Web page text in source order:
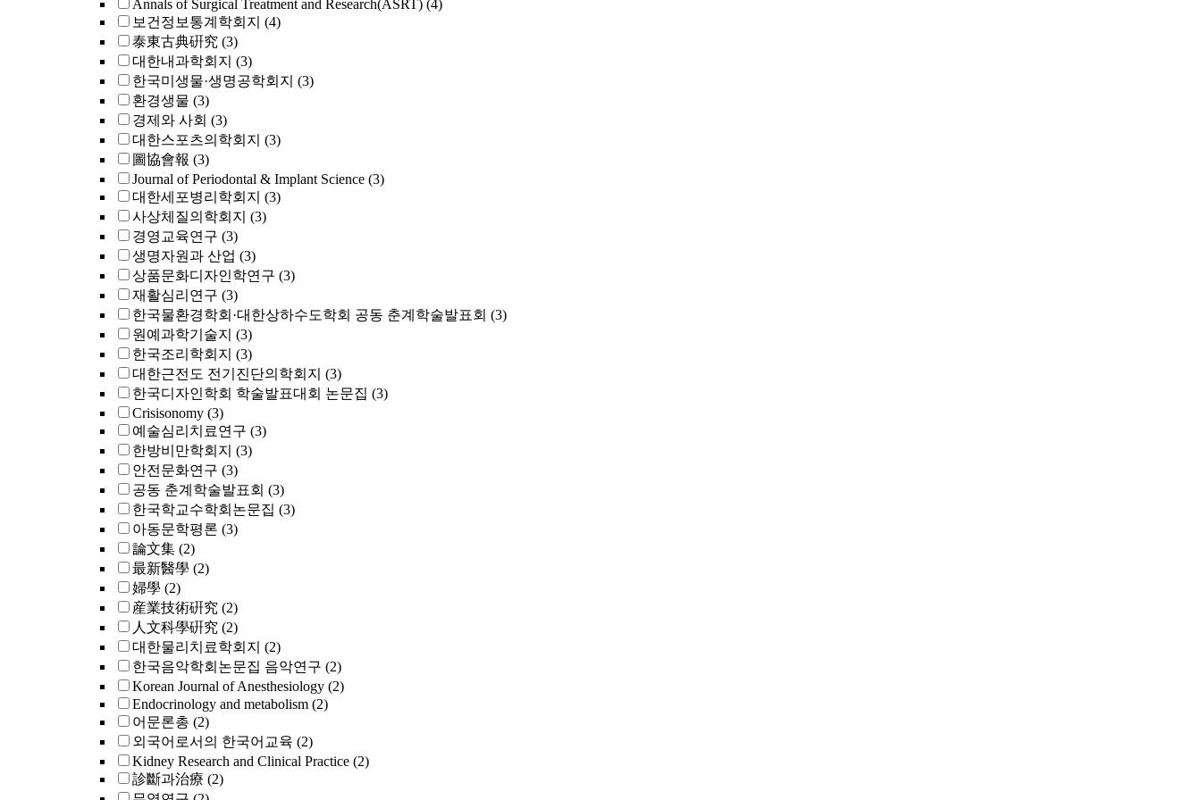
Annals of Surgical Treatment and Research(ASRT) (4)
보건정보통계학회지 (4)
泰東古典硏究 (3)
대한내과학회지 (3)
한국미생물·생명공학회지 (3)
환경생물 (3)
경제와 사회 (3)
대한스포츠의학회지 (3)
圖協會報 (3)
Journal of Periodontal & Implant Science (3)
대한세포병리학회지 (3)
사상체질의학회지 (3)
경영교육연구 (3)
생명자원과 산업 (3)
상품문화디자인학연구 (3)
재활심리연구 (3)
한국물환경학회·대한상하수도학회 공동 춘계학술발표회 (3)
원예과학기술지 (3)
한국조리학회지 (3)
대한근전도 전기진단의학회지 (3)
한국디자인학회 학술발표대회 논문집 (3)
Crisisonomy (3)
예술심리치료연구 (3)
한방비만학회지 (3)
안전문화연구 (3)
공동 춘계학술발표회 (3)
한국학교수학회논문집 (3)
아동문학평론 (3)
論文集 (2)
最新醫學 (2)
婦學 (2)
産業技術硏究 (2)
人文科學硏究 (2)
대한물리치료학회지 (2)
한국음악학회논문집 음악연구 (2)
Korean Journal of Anesthesiology (2)
Endocrinology and metabolism (2)
어문론총 (2)
외국어로서의 한국어교육 (2)
Kidney Research and Clinical Practice (2)
診斷과治療 (2)